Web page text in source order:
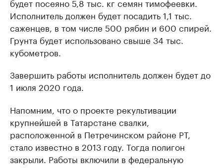
Исполнитель должен будет посадить 1,1 тыс.
саженцев, в том числе 500 рябин и 600 спирей.
Грунта будет использовано свыше 34 тыс.
кубометров.
Завершить работы исполнитель должен будет до
1 июля 2020 года.
Напомним, что о проекте рекультивации
крупнейшей в Татарстане свалки,
расположенной в Петречинском районе РТ,
стало известно в 2013 году. Тогда полигон
закрыли. Работы включили в федеральную